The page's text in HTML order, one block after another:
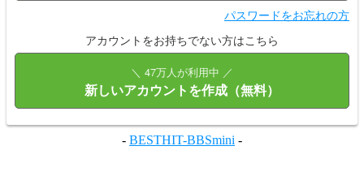
パスワードをお忘れの方
アカウントをお持ちでない方はこちら
＼ 47万人が利用中 ／
新しいアカウントを作成（無料）
- BESTHIT-BBSmini -